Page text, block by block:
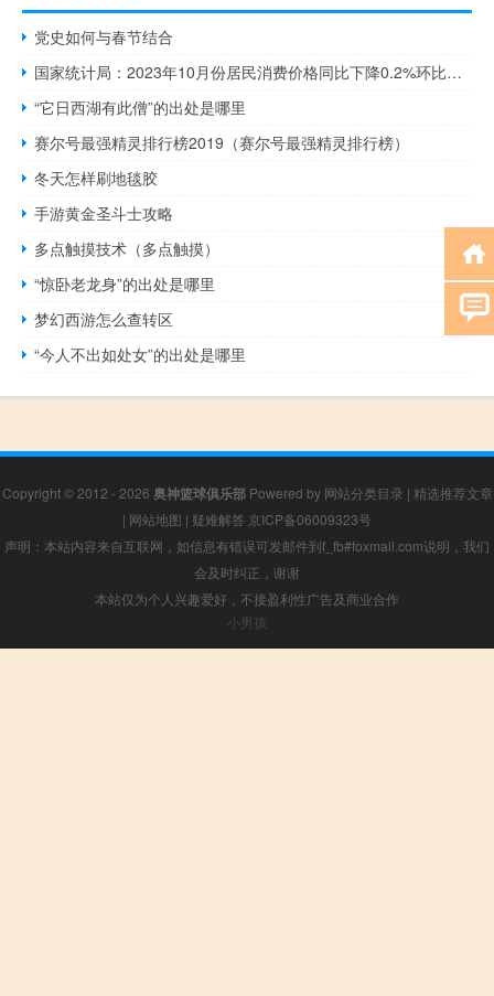
党史如何与春节结合
国家统计局：2023年10月份居民消费价格同比下降0.2%环比下降0.1%
“它日西湖有此僧”的出处是哪里
赛尔号最强精灵排行榜2019（赛尔号最强精灵排行榜）
冬天怎样刷地毯胶
手游黄金圣斗士攻略
多点触摸技术（多点触摸）
“惊卧老龙身”的出处是哪里
梦幻西游怎么查转区
“今人不出如处女”的出处是哪里
Copyright © 2012 - 2026 奥神篮球俱乐部Powered by 网站分类目录 | 精选推荐文章
| 网站地图 | 疑难解答 京ICP备06009323号
声明：本站内容来自互联网，如信息有错误可发邮件到f_fb#foxmail.com说明，我们
会及时纠正，谢谢
本站仅为个人兴趣爱好，不接盈利性广告及商业合作
小男孩